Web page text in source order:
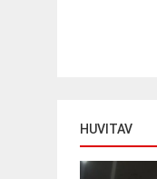
HUVITAV